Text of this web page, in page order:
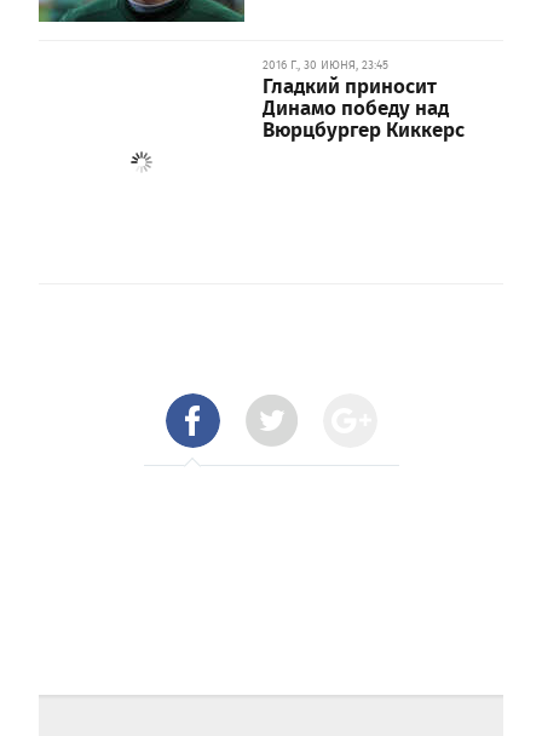
2016 Г., 30 ИЮНЯ, 23:45
Гладкий приносит
Динамо победу над
Вюрцбургер Киккерс